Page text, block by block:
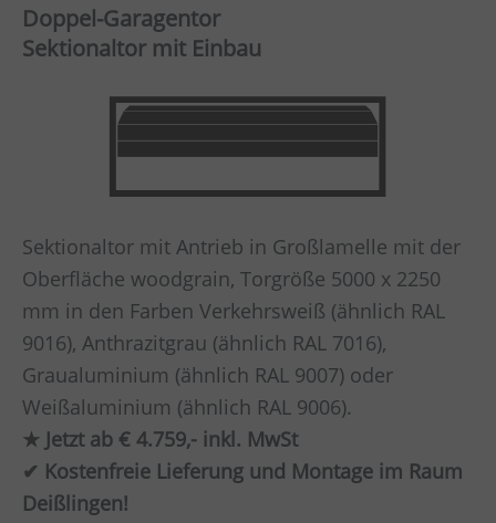
Doppel-Garagentor
Sektionaltor mit Einbau
Sektionaltor mit Antrieb in Großlamelle mit der
Oberfläche woodgrain, Torgröße 5000 x 2250
mm in den Farben Verkehrsweiß (ähnlich RAL
9016), Anthrazitgrau (ähnlich RAL 7016),
Graualuminium (ähnlich RAL 9007) oder
Weißaluminium (ähnlich RAL 9006).
★ Jetzt ab € 4.759,- inkl. MwSt
✔ Kostenfreie Lieferung und Montage im Raum
Deißlingen!